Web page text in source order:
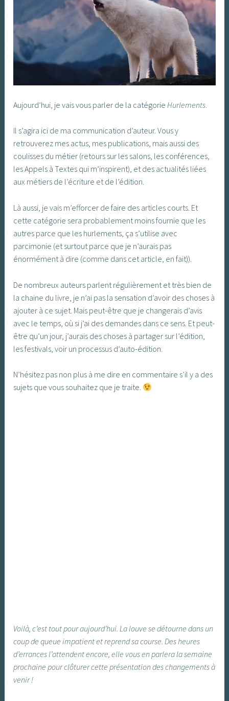
Aujourd’hui, je vais vous parler de la catégorie Hurlements
Il s’agira ici de ma communication d’auteur. Vous y
retrouverez mes actus, mes publications, mais aussi des
coulisses du métier (retours sur les salons, les conférences,
les Appels à Textes qui m’inspirent), et des actualités liées
aux métiers de l’écriture et de l’édition.
Là aussi, je vais m’efforcer de faire des articles courts. Et
cette catégorie sera probablement moins fournie que les
autres parce que les hurlements, ça s’utilise avec
parcimonie (et surtout parce que je n’aurais pas
énormément à dire (comme dans cet article, en fait)).
De nombreux auteurs parlent régulièrement et très bien de
la chaine du livre, je n’ai pas la sensation d’avoir des choses à
ajouter à ce sujet. Mais peut-être que je changerais d’avis
avec le temps, où si j’ai des demandes dans ce sens. Et peut-
être qu’un jour, j’aurais des choses à partager sur l’édition,
les festivals, voir un processus d’auto-édition.
N’hésitez pas non plus à me dire en commentaire s’il y a des
sujets que vous souhaitez que je traite.
Voilà, c’est tout pour aujourd’hui. La louve se détourne dans un
coup de queue impatient et reprend sa course. Des heures
d’errances l’attendent encore, elle vous en parlera la semaine
prochaine pour clôturer cette présentation des changements à
venir !